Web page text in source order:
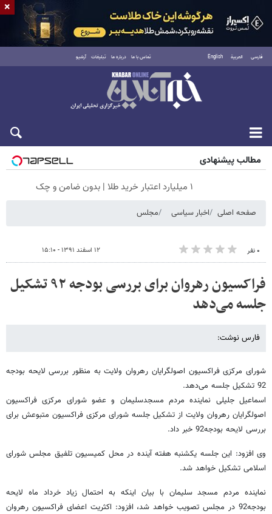
فارسی العربية English تماس با ما درباره ما تبلیغات آرشیو
پنجشنبه ۱۵ مرداد ۱۴۰۵
مطالب پیشنهادی
۱ میلیارد اعتبار خرید طلا | بدون ضامن و چک
صفحه اصلی اخبار سیاسی مجلس
۰ نفر ۱۲ اسفند ۱۳۹۱ - ۱۵:۱۰
فراکسیون رهروان برای بررسی بودجه ۹۲ تشکیل
جلسه می‌دهد
فارس نوشت:
شورای مرکزی فراکسیون اصولگرایان رهروان ولایت به منظور بررسی لایحه بودجه
92 تشکیل جلسه می‌دهد.
اسماعیل جلیلی نماینده مردم مسجدسلیمان و عضو شورای مرکزی فراکسیون
اصولگرایان رهروان ولایت از تشکیل جلسه شورای مرکزی فراکسیون متبوعش برای
بررسی لایحه بودجه92 خبر داد.
وی افزود: این جلسه یکشنبه هفته آینده در محل کمیسیون تلفیق مجلس شورای
اسلامی تشکیل خواهد شد.
نماینده مردم مسجد سلیمان با بیان اینکه به احتمال زیاد خرداد ماه لایحه
بودجه92 در مجلس تصویب خواهد شد، افزود: اکثریت اعضای فراکسیون رهروان
×